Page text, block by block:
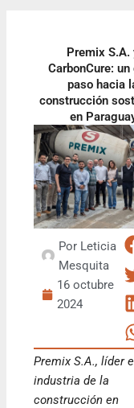
Premix S.A.
CarbonCure: un
paso hacia
construcción
en
PorLeticia
Mesquita
16 octubre
2024
Premix S.A., líder
industria de la
construcción en